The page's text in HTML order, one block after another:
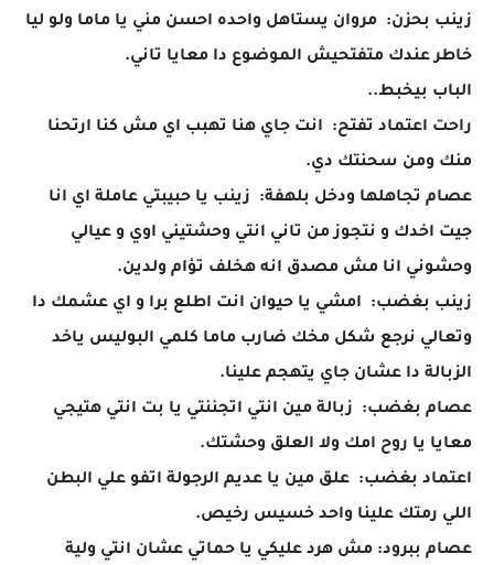
زينب بحزن: مروان يستاهل واحده احسن مني يا ماما ولو ليا
خاطر عندك متفتحيش الموضوع دا معايا تاني.
الباب بيخبط..
راحت اعتماد تفتح: انت جاي هنا تهبب اي مش كنا ارتحنا
منك ومن سحنتك دي.
عصام تجاهلها ودخل بلهفة: زينب يا حبيبتي عاملة اي انا
جيت اخدك و نتجوز من تاني انتي وحشتيني اوي و عيالي
وحشوني انا مش مصدق انه هخلف تؤام ولدين.
زينب بغضب: امشي يا حيوان انت اطلع برا و اي عشمك دا
وتعالي نرجع شكل مخك ضارب ماما كلمي البوليس ياخد
الزبالة دا عشان جاي يتهجم علينا.
عصام بغضب: زبالة مين انتي اتجننتي يا بت انتي هتيجي
معايا يا روح امك ولا العلق وحشتك.
اعتماد بغضب: علق مين يا عديم الرجولة اتفو علي البطن
اللي رمتك علينا واحد خسيس رخيص.
عصام ببرود: مش هرد عليكي يا حماتي عشان انتي ولية